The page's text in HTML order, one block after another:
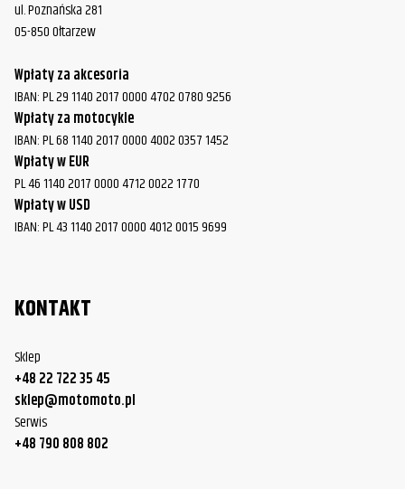
ul. Poznańska 281
05-850 Ołtarzew
Wpłaty za akcesoria
IBAN: PL 29 1140 2017 0000 4702 0780 9256
Wpłaty za motocykle
IBAN: PL 68 1140 2017 0000 4002 0357 1452
Wpłaty w EUR
PL 46 1140 2017 0000 4712 0022 1770
Wpłaty w USD
IBAN: PL 43 1140 2017 0000 4012 0015 9699
KONTAKT
Sklep
+48 22 722 35 45
sklep@motomoto.pl
Serwis
+48 790 808 802